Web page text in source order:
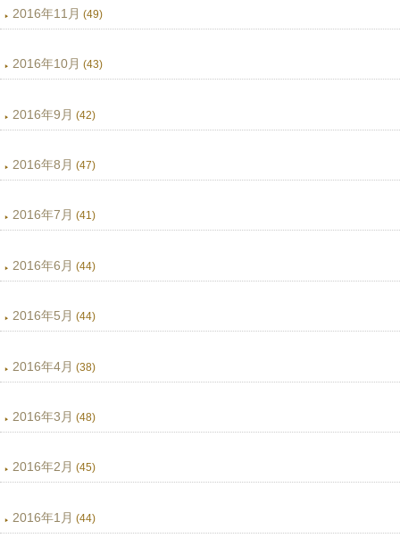
2016年11月 (49)
2016年10月 (43)
2016年9月 (42)
2016年8月 (47)
2016年7月 (41)
2016年6月 (44)
2016年5月 (44)
2016年4月 (38)
2016年3月 (48)
2016年2月 (45)
2016年1月 (44)